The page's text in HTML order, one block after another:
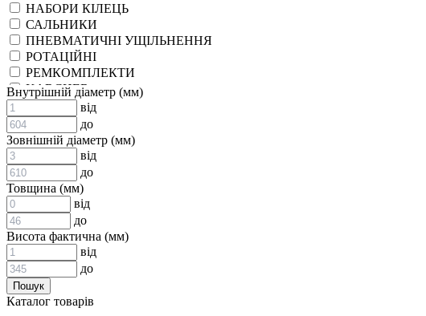
НАБОРИ КІЛЕЦЬ
САЛЬНИКИ
ПНЕВМАТИЧНІ УЩІЛЬНЕННЯ
РОТАЦІЙНІ
РЕМКОМПЛЕКТИ
KARCHER
EPDM
СПЕЦІАЛЬНІ
ВСТАВКИ МУФТ (ЗІРОЧКИ)
ГІДРАВЛІКА
АДАПТЕРИ
КЛАПАНИ
Внутрішній діаметр (мм)
від
до
Зовнішній діаметр (мм)
від
до
Товщина (мм)
від
до
Висота фактична (мм)
від
до
Каталог товарів